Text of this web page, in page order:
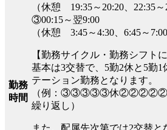
勤務
時間
（休憩 19:35～20:20、22:35
③00:15～翌9:00
（休憩 3:45～4:30、6:45～
【勤務サイクル・勤務シフト
基本は3交替で、5勤2休と5勤
テーション勤務となります。
（例：③③③③③休②②②②②
繰り返し）
また、配属先次第では2交替と